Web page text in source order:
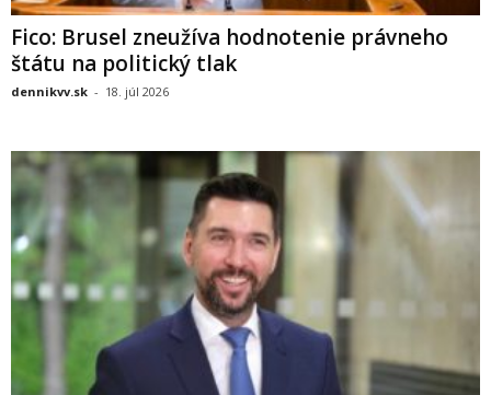
Fico: Brusel zneužíva hodnotenie právneho
štátu na politický tlak
dennikvv.sk - 18. júl 2026